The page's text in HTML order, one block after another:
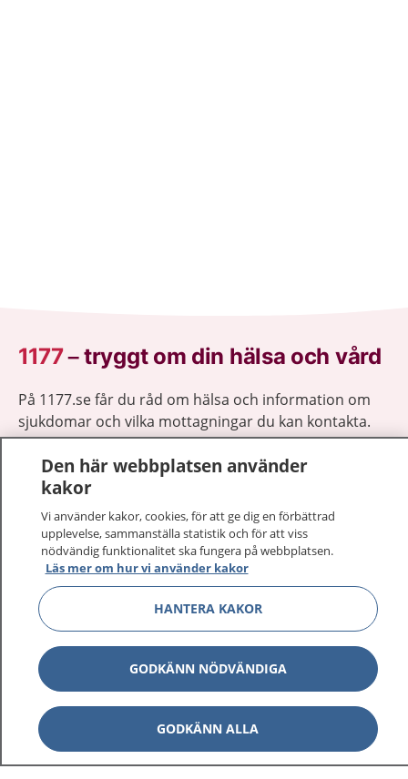
1177–tryggt om din hälsa och vård
På 1177.se får du råd om hälsa och information om
sjukdomar och vilka mottagningar du kan kontakta.
Logga in för att läsa din journal och göra dina
vårdärenden. Ring telefonnummer 1177 för
sjukvårdsrådgivning dygnet runt.
1177 ger dig råd när du vill må bättre.
1177 på flera språk Visa
Om 1177 Visa
Kontakt Visa
Den här webbplatsen använder
kakor
Vi använder kakor, cookies, för att ge dig en förbättrad
upplevelse, sammanställa statistik och för att viss
nödvändig funktionalitet ska fungera på webbplatsen.
Läs mer om hur vi använder kakor
HANTERA KAKOR
GODKÄNN NÖDVÄNDIGA
GODKÄNN ALLA